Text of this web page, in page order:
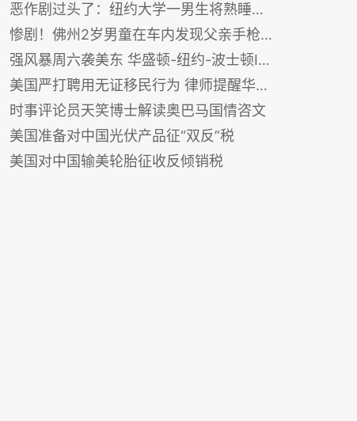
恶作剧过头了：纽约大学一男生将熟睡中女同学点火烧伤
惨剧！佛州2岁男童在车内发现父亲手枪 意外将自己射死
强风暴周六袭美东 华盛顿-纽约-波士顿I-95东北走廊行路难
美国严打聘用无证移民行为 律师提醒华人雇主(图)
时事评论员天笑博士解读奥巴马国情咨文
美国准备对中国光伏产品征“双反”税
美国对中国输美轮胎征收反倾销税